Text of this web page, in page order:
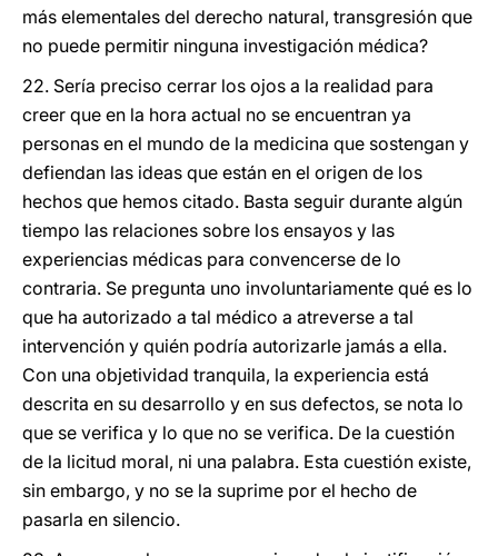
más elementales del derecho natural, transgresión que
no puede permitir ninguna investigación médica?
22. Sería preciso cerrar los ojos a la realidad para
creer que en la hora actual no se encuentran ya
personas en el mundo de la medicina que sostengan y
defiendan las ideas que están en el origen de los
hechos que hemos citado. Basta seguir durante algún
tiempo las relaciones sobre los ensayos y las
experiencias médicas para convencerse de lo
contraria. Se pregunta uno involuntariamente qué es lo
que ha autorizado a tal médico a atreverse a tal
intervención y quién podría autorizarle jamás a ella.
Con una objetividad tranquila, la experiencia está
descrita en su desarrollo y en sus defectos, se nota lo
que se verifica y lo que no se verifica. De la cuestión
de la licitud moral, ni una palabra. Esta cuestión existe,
sin embargo, y no se la suprime por el hecho de
pasarla en silencio.